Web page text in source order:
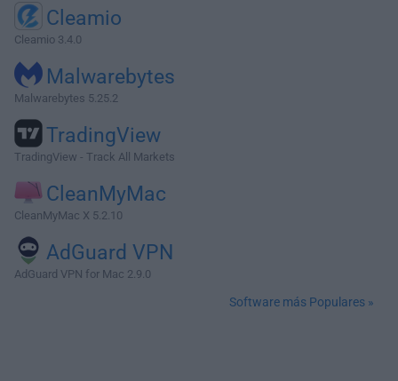
Cleamio
Cleamio 3.4.0
Malwarebytes
Malwarebytes 5.25.2
TradingView
TradingView - Track All Markets
CleanMyMac
CleanMyMac X 5.2.10
AdGuard VPN
AdGuard VPN for Mac 2.9.0
Software más Populares »